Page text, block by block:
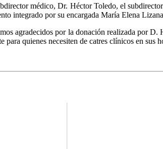
médico, Dr. Héctor Toledo, el
integrado por su encargada María Elena
agradecidos por la donación realizada por
para quienes necesiten de catres clínicos en sus